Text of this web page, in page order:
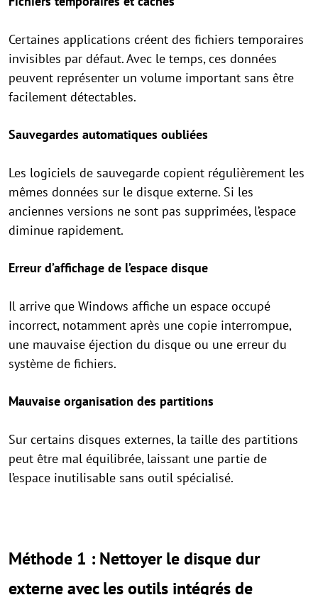
Certaines applications créent des fichiers temporaires
invisibles par défaut. Avec le temps, ces données
peuvent représenter un volume important sans être
facilement détectables.
Sauvegardes automatiques oubliées
Les logiciels de sauvegarde copient régulièrement les
mêmes données sur le disque externe. Si les
anciennes versions ne sont pas supprimées, l’espace
diminue rapidement.
Erreur d’affichage de l’espace disque
Il arrive que Windows affiche un espace occupé
incorrect, notamment après une copie interrompue,
une mauvaise éjection du disque ou une erreur du
système de fichiers.
Mauvaise organisation des partitions
Sur certains disques externes, la taille des partitions
peut être mal équilibrée, laissant une partie de
l’espace inutilisable sans outil spécialisé.
Méthode 1 : Nettoyer le disque dur
externe avec les outils intégrés de